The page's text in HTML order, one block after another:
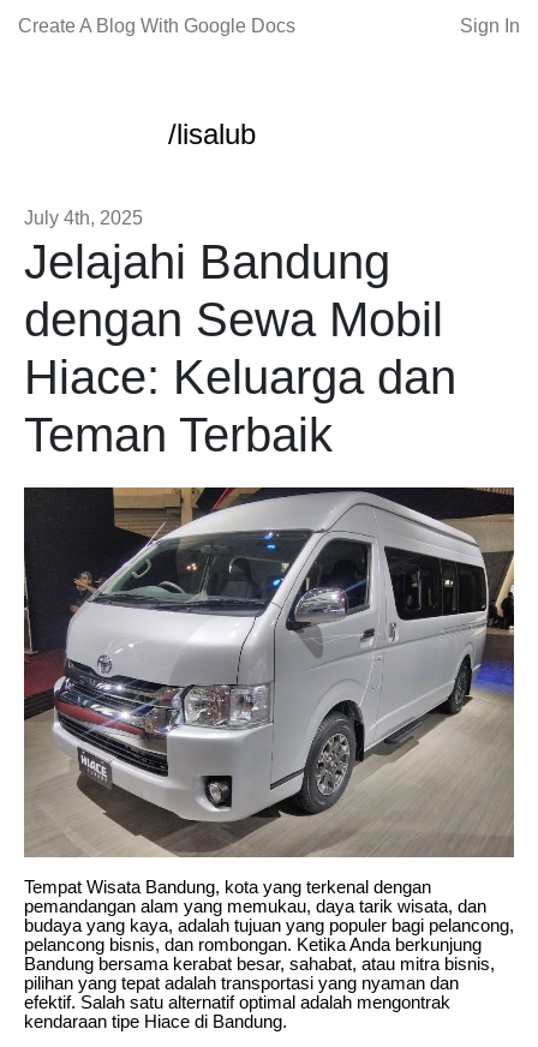
Create A Blog With Google Docs Sign In
/lisalub
July 4th, 2025
Jelajahi Bandung
dengan Sewa Mobil
Hiace: Keluarga dan
Teman Terbaik
Tempat Wisata Bandung, kota yang terkenal dengan
pemandangan alam yang memukau, daya tarik wisata, dan
budaya yang kaya, adalah tujuan yang populer bagi pelancong,
pelancong bisnis, dan rombongan. Ketika Anda berkunjung
Bandung bersama kerabat besar, sahabat, atau mitra bisnis,
pilihan yang tepat adalah transportasi yang nyaman dan
efektif. Salah satu alternatif optimal adalah mengontrak
kendaraan tipe Hiace di Bandung.